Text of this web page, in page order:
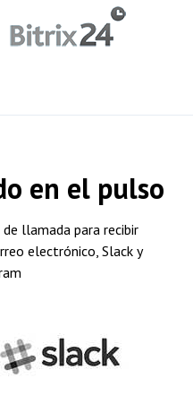
en el pulso
llamada para recibir
electrónico, Slack y